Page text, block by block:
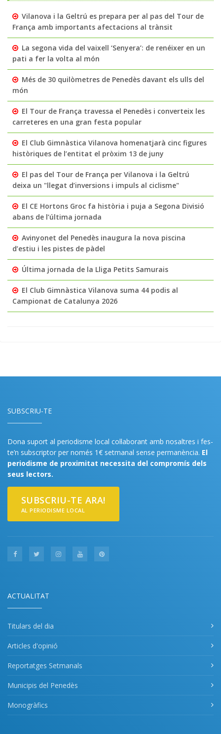
Vilanova i la Geltrú es prepara per al pas del Tour de
França amb importants afectacions al trànsit
La segona vida del vaixell ‘Senyera’: de renéixer en un
pati a fer la volta al món
Més de 30 quilòmetres de Penedès davant els ulls del
món
El Tour de França travessa el Penedès i converteix les
carreteres en una gran festa popular
El Club Gimnàstica Vilanova homenatjarà cinc figures
històriques de l’entitat el pròxim 13 de juny
El pas del Tour de França per Vilanova i la Geltrú
deixa un "llegat d’inversions i impuls al ciclisme"
El CE Hortons Groc fa història i puja a Segona Divisió
abans de l’última jornada
Avinyonet del Penedès inaugura la nova piscina
d’estiu i les pistes de pàdel
Última jornada de la Lliga Petits Samurais
El Club Gimnàstica Vilanova suma 44 podis al
Campionat de Catalunya 2026
SUBSCRIU-TE
Dona suport al periodisme local col·laborant amb nosaltres i fes-
te’n subscriptor per només 1€ setmanal sense permanència. El
periodisme de proximitat necessita del compromís dels
seus lectors.
SUBSCRIU-TE ARA!
AL PERIODISME LOCAL
ACTUALITAT
Titulars del dia
Articles d'opinió
Reportatges Setmanals
Municipis del Penedès
Monogràfics